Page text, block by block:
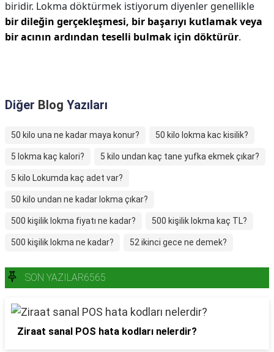
biridir. Lokma döktürmek istiyorum diyenler genellikle
bir dileğin gerçekleşmesi, bir başarıyı kutlamak veya
bir acının ardından teselli bulmak için döktürür.
Diğer Blog Yazıları
50 kilo una ne kadar maya konur? 50 kilo lokma kac kisilik?
5 lokma kaç kalori? 5 kilo undan kaç tane yufka ekmek çıkar?
5 kilo Lokumda kaç adet var?
50 kilo undan ne kadar lokma çıkar?
500 kişilik lokma fiyatı ne kadar? 500 kişilik lokma kaç TL?
500 kişilik lokma ne kadar? 52 ikinci gece ne demek?
SON YAZILAR6565
Ziraat sanal POS hata kodları nelerdir?